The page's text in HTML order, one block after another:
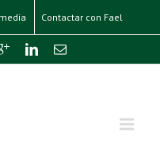
Contactar con Fael